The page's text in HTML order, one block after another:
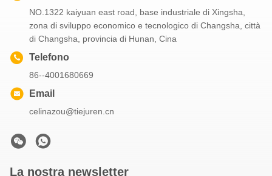
NO.1322 kaiyuan east road, base industriale di Xingsha,
zona di sviluppo economico e tecnologico di Changsha, città
di Changsha, provincia di Hunan, Cina
Telefono
86--4001680669
Email
celinazou@tiejuren.cn
La nostra newsletter